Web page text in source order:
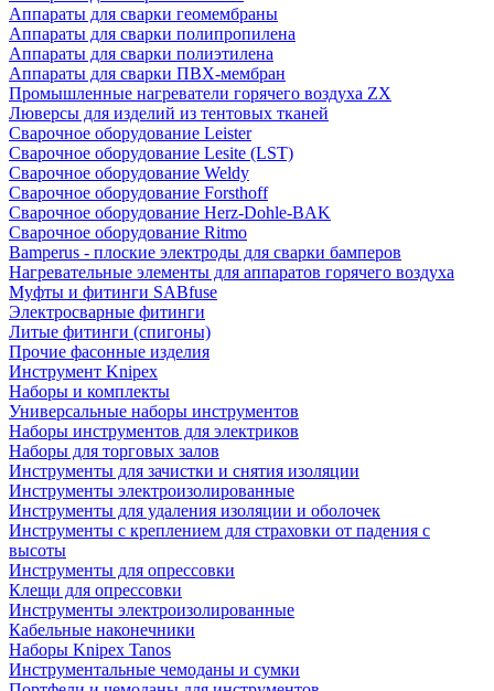
Аппараты для сварки геомембраны
Аппараты для сварки полипропилена
Аппараты для сварки полиэтилена
Аппараты для сварки ПВХ-мембран
Промышленные нагреватели горячего воздуха ZX
Люверсы для изделий из тентовых тканей
Сварочное оборудование Leister
Сварочное оборудование Lesite (LST)
Сварочное оборудование Weldy
Сварочное оборудование Forsthoff
Сварочное оборудование Herz-Dohle-BAK
Сварочное оборудование Ritmo
Bamperus - плоские электроды для сварки бамперов
Нагревательные элементы для аппаратов горячего воздуха
Муфты и фитинги SABfuse
Электросварные фитинги
Литые фитинги (спигоны)
Прочие фасонные изделия
Инструмент Knipex
Наборы и комплекты
Универсальные наборы инструментов
Наборы инструментов для электриков
Наборы для торговых залов
Инструменты для зачистки и снятия изоляции
Инструменты электроизолированные
Инструменты для удаления изоляции и оболочек
Инструменты с креплением для страховки от падения с
высоты
Инструменты для опрессовки
Клещи для опрессовки
Инструменты электроизолированные
Кабельные наконечники
Наборы Knipex Tanos
Инструментальные чемоданы и сумки